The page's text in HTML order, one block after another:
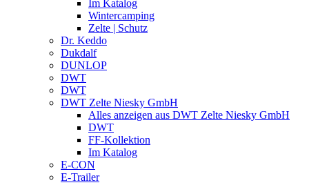
Im Katalog
Wintercamping
Zelte | Schutz
Dr. Keddo
Dukdalf
DUNLOP
DWT
DWT
DWT Zelte Niesky GmbH
Alles anzeigen aus DWT Zelte Niesky GmbH
DWT
FF-Kollektion
Im Katalog
E-CON
E-Trailer